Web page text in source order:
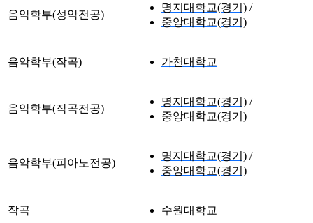
음악학부(성악전공)
명지대학교(경기)
중앙대학교(경기)
음악학부(작곡) 가천대학교
음악학부(작곡전공)
명지대학교(경기)
중앙대학교(경기)
음악학부(피아노전공)
명지대학교(경기)
중앙대학교(경기)
작곡 수원대학교